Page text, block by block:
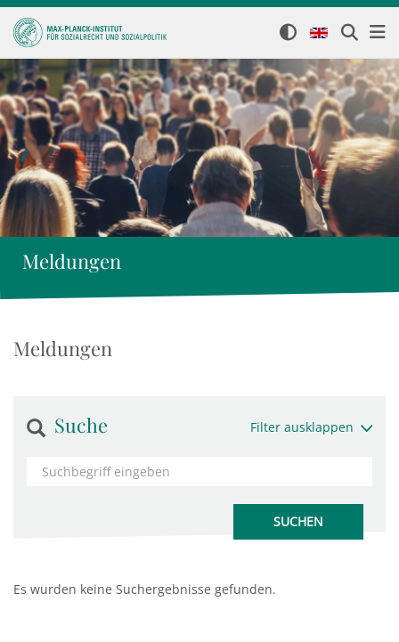
Meldungen
Meldungen
Suche Filter ausklappen
Es wurden keine Suchergebnisse gefunden.